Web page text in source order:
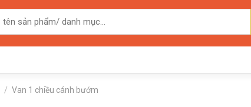
/ Van 1 chiều cánh bướm